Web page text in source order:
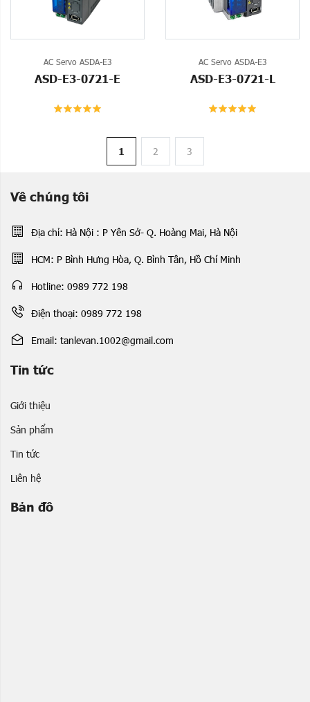
AC Servo ASDA-E3
ASD-E3-0721-E
AC Servo ASDA-E3
ASD-E3-0721-L
1 2 3
Về chúng tôi
Địa chỉ: Hà Nội : P Yên Sở- Q. Hoàng Mai, Hà Nội
HCM: P Bình Hưng Hòa, Q. Bình Tân, Hồ Chí Minh
Hotline: 0989 772 198
Điện thoại: 0989 772 198
Email: tanlevan.1002@gmail.com
Tin tức
Giới thiệu
Sản phẩm
Tin tức
Liên hệ
Bản đồ